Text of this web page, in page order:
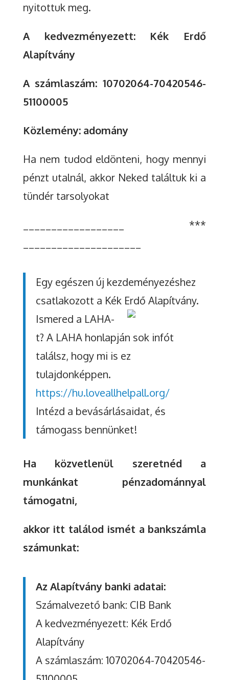
nyitottuk meg.
A kedvezményezett: Kék Erdő
Alapítvány
A számlaszám: 10702064-70420546-
51100005
Közlemény: adomány
Ha nem tudod eldönteni, hogy mennyi
pénzt utalnál, akkor Neked találtuk ki a
tündér tarsolyokat
__________________ ***
Egy egészen új kezdeményezéshez
csatlakozott a Kék Erdő Alapítvány.
Ismered a LAHA-
t? A LAHA honlapján sok infót
találsz, hogy mi is ez
tulajdonképpen.
https://hu.loveallhelpall.org/
Intézd a bevásárlásaidat, és
támogass bennünket!
Ha közvetlenül szeretnéd a
munkánkat pénzadománnyal
támogatni,
akkor itt találod ismét a bankszámla
számunkat:
Az Alapítvány banki adatai:
Számalvezető bank: CIB Bank
A kedvezményezett: Kék Erdő
Alapítvány
A számlaszám: 10702064-70420546-